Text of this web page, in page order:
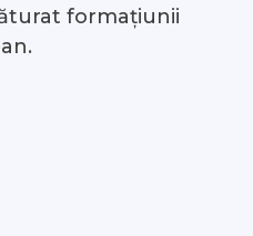
formațiunii